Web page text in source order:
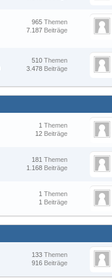
Themen
965
Beiträge
7.187
Themen
510
Beiträge
3.478
Themen
1
Beiträge
12
Themen
181
Beiträge
1.168
Themen
1
Beiträge
1
Themen
133
Beiträge
916